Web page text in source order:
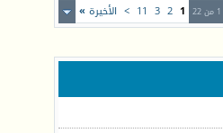
1
2
3
11
> الأخيرة »